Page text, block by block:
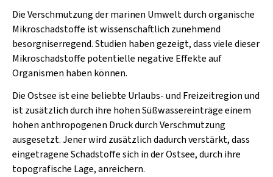
Die Verschmutzung der marinen Umwelt durch organische
Mikroschadstoffe ist wissenschaftlich zunehmend
besorgniserregend. Studien haben gezeigt, dass viele dieser
Mikroschadstoffe potentielle negative Effekte auf
Organismen haben können.
Die Ostsee ist eine beliebte Urlaubs- und Freizeitregion und
ist zusätzlich durch ihre hohen Süßwassereinträge einem
hohen anthropogenen Druck durch Verschmutzung
ausgesetzt. Jener wird zusätzlich dadurch verstärkt, dass
eingetragene Schadstoffe sich in der Ostsee, durch ihre
topografische Lage, anreichern.